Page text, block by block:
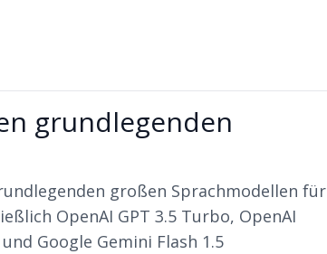
grundlegenden
großen Sprachmodellen für
OpenAI GPT 3.5 Turbo, OpenAI
Google Gemini Flash 1.5